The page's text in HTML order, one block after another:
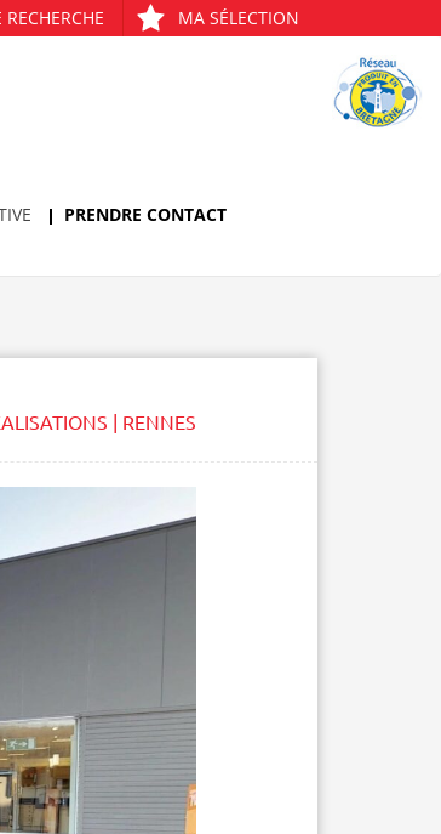
RECHERCHE MA SÉLECTION
PRENDRE CONTACT
| RENNES